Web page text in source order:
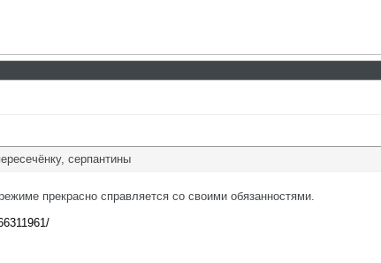
серпантины
прекрасно справляется со своими обязанностями.